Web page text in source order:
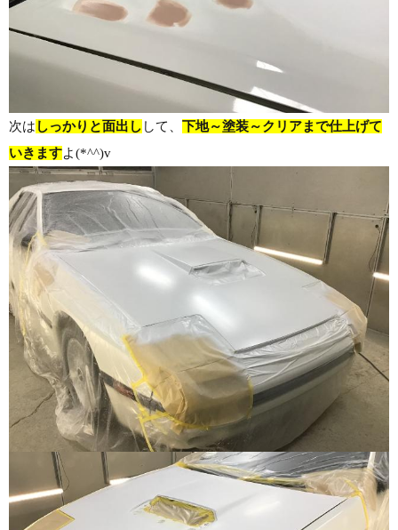
次は しっかりと面出し して、 下地～塗装～クリアまで仕上げて
いきますよ(*^^)v